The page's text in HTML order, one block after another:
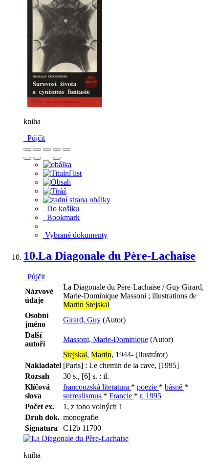
kniha
Půjčit
Do košíku
Bookmark
Vybrané dokumenty
10.La Diagonale du Père-Lachaise
Půjčit
Názvové
údaje
La Diagonale du Père-Lachaise / Guy Girard,
Marie-Dominique Massoni ; illustrations de
Martin Stejskal
Osobní
jméno
Girard, Guy (Autor)
Další
autoři
Massoni, Marie-Dominique (Autor)
Stejskal, Martin, 1944- (Ilustrátor)
Nakladatel [Paris] : Le chemin de la cave, [1995]
Rozsah
30 s., [6] s. : il.
Klíčová
slova
francouzská literatura * poezie * básně *
surrealismus * Francie * r. 1995
Počet ex.
1, z toho volných 1
Druh dok. monografie
Signatura
C12b 11700
kniha